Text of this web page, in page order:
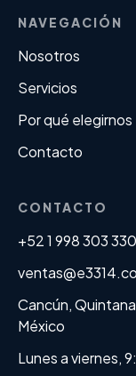
NAVEGACIÓN
Nosotros
Servicios
Por qué elegirnos
Contacto
CONTACTO
+52 1 998 303
Cancún,
México
Lunes a viernes,